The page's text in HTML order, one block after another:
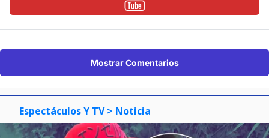
Mostrar Comentarios
Espectáculos Y TV > Noticia